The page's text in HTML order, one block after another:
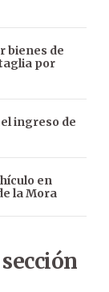
bienes de
por
ingreso de
en
la Mora